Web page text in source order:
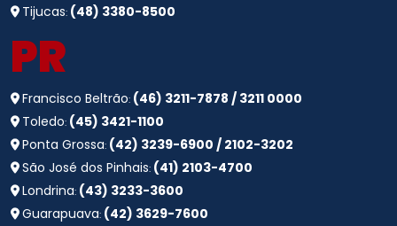
Tijucas: (48) 3380-8500
PR
Francisco Beltrão: (46) 3211-7878 / 3211 0000
Toledo: (45) 3421-1100
Ponta Grossa: (42) 3239-6900 / 2102-3202
São José dos Pinhais: (41) 2103-4700
Londrina: (43) 3233-3600
Guarapuava: (42) 3629-7600